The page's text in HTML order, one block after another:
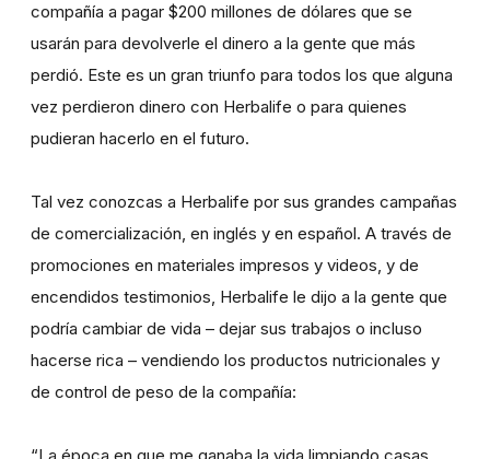
compañía a pagar $200 millones de dólares que se
usarán para devolverle el dinero a la gente que más
perdió. Este es un gran triunfo para todos los que alguna
vez perdieron dinero con Herbalife o para quienes
pudieran hacerlo en el futuro.
Tal vez conozcas a Herbalife por sus grandes campañas
de comercialización, en inglés y en español. A través de
promociones en materiales impresos y videos, y de
encendidos testimonios, Herbalife le dijo a la gente que
podría cambiar de vida – dejar sus trabajos o incluso
hacerse rica – vendiendo los productos nutricionales y
de control de peso de la compañía: